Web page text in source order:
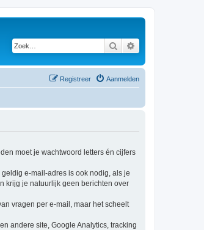
Zoek
Aanmelden
Registreer
moet je wachtwoord letters én cijfers
e-mail-adres is ook nodig, als je
krijg je natuurlijk geen berichten over
vragen per e-mail, maar het scheelt
andere site, Google Analytics, tracking